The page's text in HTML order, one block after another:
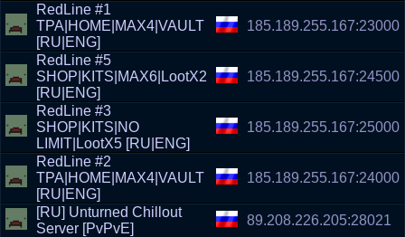
RedLine #1
TPA|HOME|MAX4|VAULT
[RU|ENG]
185.189.255.167:23000
RedLine #5
SHOP|KITS|MAX6|LootX2
[RU|ENG]
185.189.255.167:24500
RedLine #3
SHOP|KITS|NO
LIMIT|LootX5 [RU|ENG]
185.189.255.167:25000
RedLine #2
TPA|HOME|MAX4|VAULT
[RU|ENG]
185.189.255.167:24000
[RU] Unturned Chillout
Server [PvPvE]
89.208.226.205:28021